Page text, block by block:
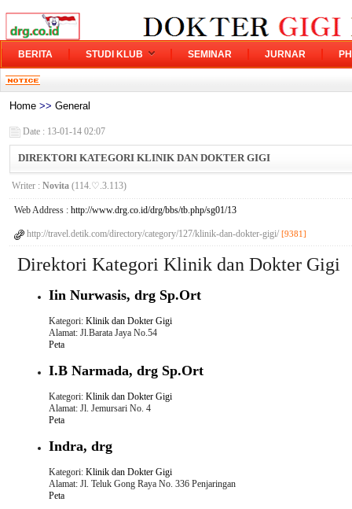
BERITA STUDI KLUB SEMINAR JURNAR
Home >> General
Date : 13-01-14 02:07
DIREKTORI KATEGORI KLINIK DAN DOKTER GIGI
Writer : Novita(114.♡.3.113)
Web Address : http://www.drg.co.id/drg/bbs/tb.php/sg01/13
http://travel.detik.com/directory/category/127/klinik-dan-dokter-gigi/ [9381]
Direktori Kategori Klinik dan Dokter Gigi
Iin Nurwasis, drg Sp.Ort
Kategori: Klinik dan Dokter Gigi
Alamat: Jl.Barata Jaya No.54
Peta
I.B Narmada, drg Sp.Ort
Kategori: Klinik dan Dokter Gigi
Alamat: Jl. Jemursari No. 4
Peta
Indra, drg
Kategori: Klinik dan Dokter Gigi
Alamat: Jl. Teluk Gong Raya No. 336 Penjaringan
Peta